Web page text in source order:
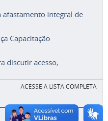
integral de
Capacitação
discutir acesso,
ACESSE A LISTA COMPLETA